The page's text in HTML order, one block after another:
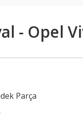
- Opel
Parça